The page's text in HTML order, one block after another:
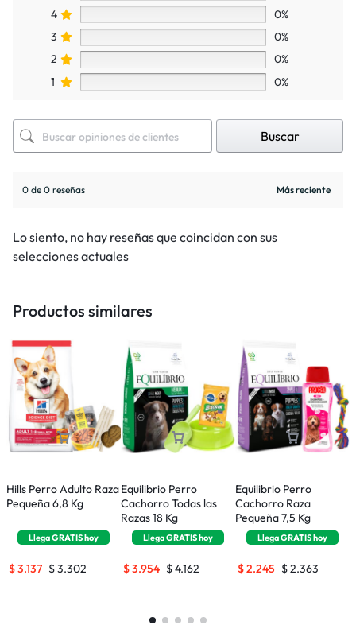
4
0%
3
0%
2
0%
1
0%
Buscar
0 de 0 reseñas
Lo siento, no hay reseñas que coincidan con sus
selecciones actuales
Productos similares
Hills Perro Adulto Raza
Pequeña 6,8 Kg
LlegaGRATIShoy
$3.302
$3.137
Equilibrio Perro
Cachorro Todas las
Razas 18 Kg
LlegaGRATIShoy
$4.162
$3.954
Equilibrio Perro
Cachorro Raza
Pequeña 7,5 Kg
LlegaGRATIShoy
$2.363
$2.245